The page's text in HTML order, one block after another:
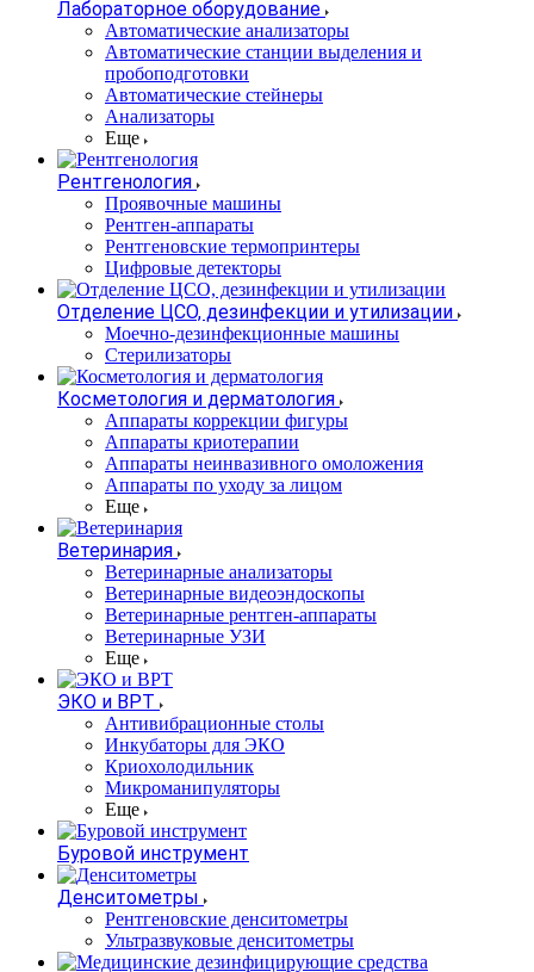
Лабораторное оборудование
Автоматические анализаторы
Автоматические станции выделения и
пробоподготовки
Автоматические стейнеры
Анализаторы
Еще
Рентгенология
Проявочные машины
Рентген-аппараты
Рентгеновские термопринтеры
Цифровые детекторы
Отделение ЦСО, дезинфекции и утилизации
Моечно-дезинфекционные машины
Стерилизаторы
Косметология и дерматология
Аппараты коррекции фигуры
Аппараты криотерапии
Аппараты неинвазивного омоложения
Аппараты по уходу за лицом
Еще
Ветеринария
Ветеринарные анализаторы
Ветеринарные видеоэндоскопы
Ветеринарные рентген-аппараты
Ветеринарные УЗИ
Еще
ЭКО и ВРТ
Антивибрационные столы
Инкубаторы для ЭКО
Криохолодильник
Микроманипуляторы
Еще
Буровой инструмент
Денситометры
Рентгеновские денситометры
Ультразвуковые денситометры